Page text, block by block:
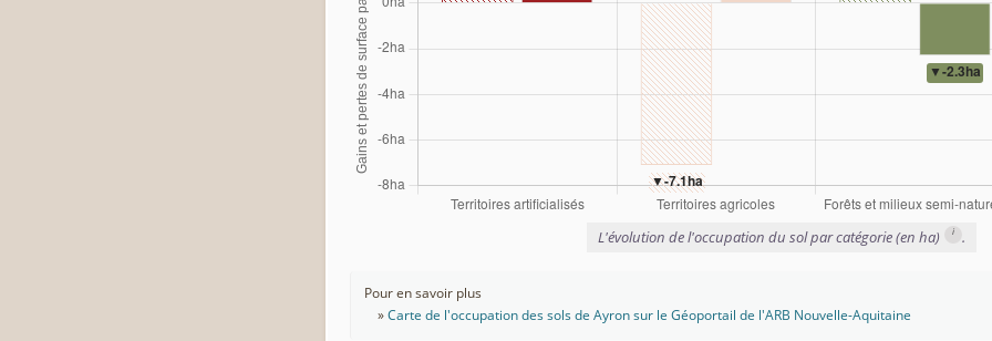
L'évolution de l'occupation du sol par catégorie (en ha) i .
Pour en savoir plus
Carte de l'occupation des sols de Ayron sur le Géoportail de l'ARB Nouvelle-Aquitaine